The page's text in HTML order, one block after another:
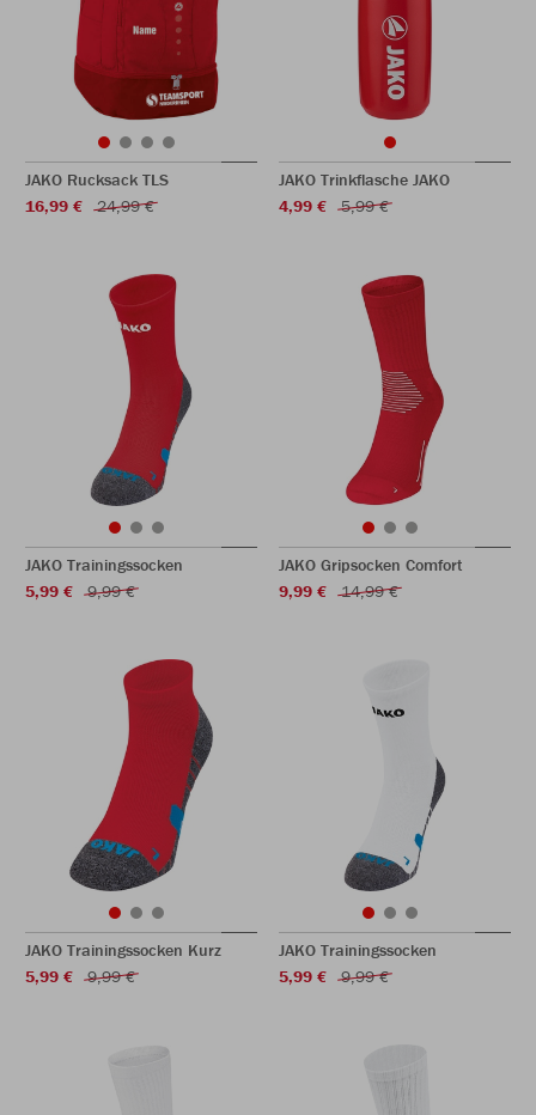
JAKO Rucksack TLS
16,99 €
24,99 €
JAKO Trinkflasche JAKO
4,99 €
5,99 €
JAKO Trainingssocken
5,99 €
9,99 €
JAKO Gripsocken Comfort
9,99 €
14,99 €
JAKO Trainingssocken Kurz
5,99 €
9,99 €
JAKO Trainingssocken
5,99 €
9,99 €